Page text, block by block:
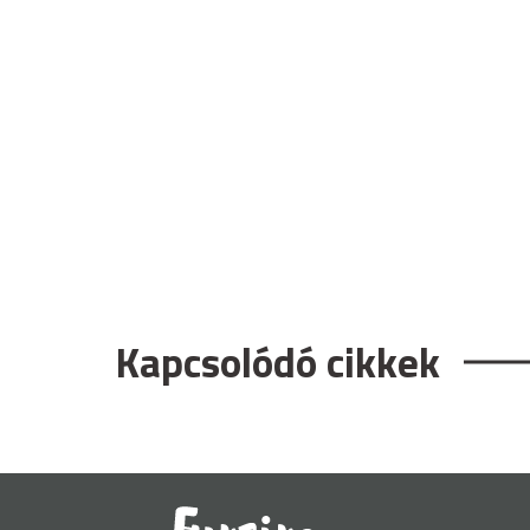
Kapcsolódó cikkek